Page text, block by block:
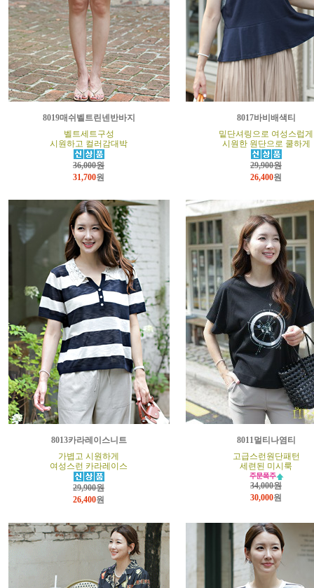
8019매쉬벨트린넨반바지
벨트세트구성
시원하고 컬러감대박
36,000원
31,700원
8017바비배색티
밑단셔링으로 여성스럽게
시원한 원단으로 쿨하게
29,900원
26,400원
8013카라레이스니트
가볍고 시원하게
여성스런 카라레이스
29,900원
26,400원
8011멀티나염티
고급스런원단패턴
세련된 미시룩
34,000원
30,000원